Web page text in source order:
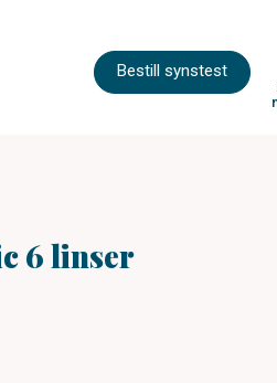
Bestill synstest
6 linser